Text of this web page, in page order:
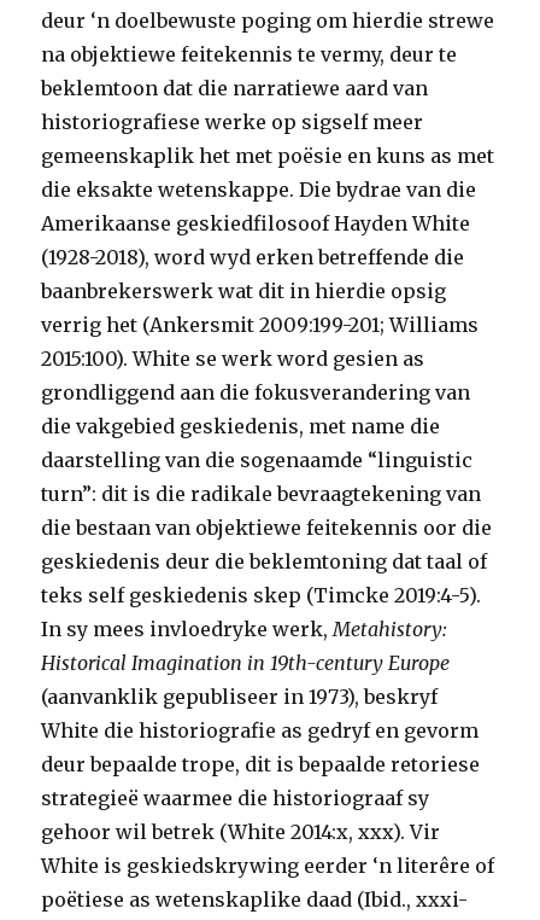
deur ‘n doelbewuste poging om hierdie strewe
na objektiewe feitekennis te vermy, deur te
beklemtoon dat die narratiewe aard van
historiografiese werke op sigself meer
gemeenskaplik het met poësie en kuns as met
die eksakte wetenskappe. Die bydrae van die
Amerikaanse geskiedfilosoof Hayden White
(1928-2018), word wyd erken betreffende die
baanbrekerswerk wat dit in hierdie opsig
verrig het (Ankersmit 2009:199-201; Williams
2015:100). White se werk word gesien as
grondliggend aan die fokusverandering van
die vakgebied geskiedenis, met name die
daarstelling van die sogenaamde “linguistic
turn”: dit is die radikale bevraagtekening van
die bestaan van objektiewe feitekennis oor die
geskiedenis deur die beklemtoning dat taal of
teks self geskiedenis skep (Timcke 2019:4-5).
In sy mees invloedryke werk,Metahistory:
Historical Imagination in 19th-century Europe
(aanvanklik gepubliseer in 1973), beskryf
White die historiografie as gedryf en gevorm
deur bepaalde trope, dit is bepaalde retoriese
strategieë waarmee die historiograaf sy
gehoor wil betrek (White 2014:x, xxx). Vir
White is geskiedskrywing eerder ‘n literêre of
poëtiese as wetenskaplike daad (Ibid., xxxi-